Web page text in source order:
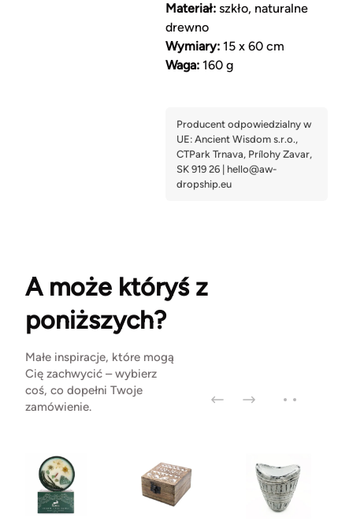
Materiał:szkło, naturalne
drewno
Wymiary:15 x 60 cm
Waga:160 g
A może któryś z
poniższych?
Małe inspiracje, które mogą
Cię zachwycić – wybierz
coś, co dopełni Twoje
zamówienie.